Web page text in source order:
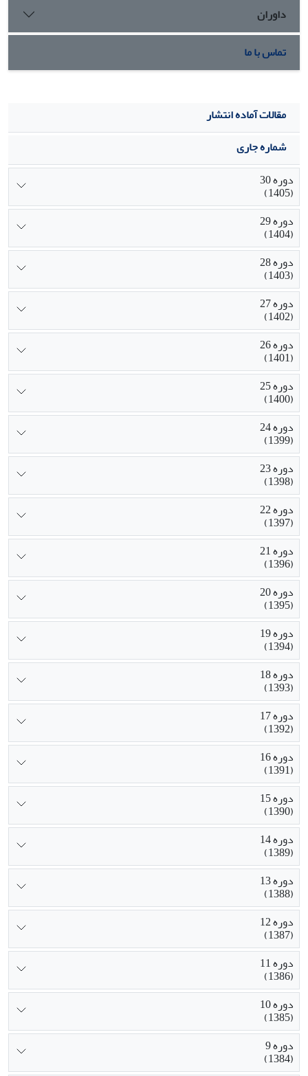
داوران
تماس با ما
مقالات آماده انتشار
شماره جاری
دوره 30
(1405)
دوره 29
(1404)
دوره 28
(1403)
دوره 27
(1402)
دوره 26
(1401)
دوره 25
(1400)
دوره 24
(1399)
دوره 23
(1398)
دوره 22
(1397)
دوره 21
(1396)
دوره 20
(1395)
دوره 19
(1394)
دوره 18
(1393)
دوره 17
(1392)
دوره 16
(1391)
دوره 15
(1390)
دوره 14
(1389)
دوره 13
(1388)
دوره 12
(1387)
دوره 11
(1386)
دوره 10
(1385)
دوره 9
(1384)